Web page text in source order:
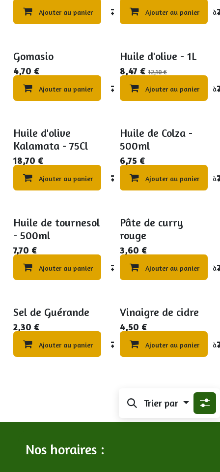
Ajouter au panier Compare Ajouter à
Ajouter au panier
Gomasio
4,70 €
Ajouter au panier Compare Ajouter à
Promo DLC dépassée
Huile d'olive - 1L
8,47 € 12,10€
Ajouter au panier
Huile d'olive
Kalamata - 75Cl
18,70 €
Ajouter au panier Compare Ajouter à
Huile de Colza -
500ml
6,75 €
Ajouter au panier
Huile de tournesol
- 500ml
7,70 €
Ajouter au panier Compare Ajouter à
Pâte de curry
rouge
3,60 €
Ajouter au panier
Sel de Guérande
2,30 €
Ajouter au panier Compare Ajouter à
Vinaigre de cidre
4,50 €
Ajouter au panier
Trier par
Nos horaires :